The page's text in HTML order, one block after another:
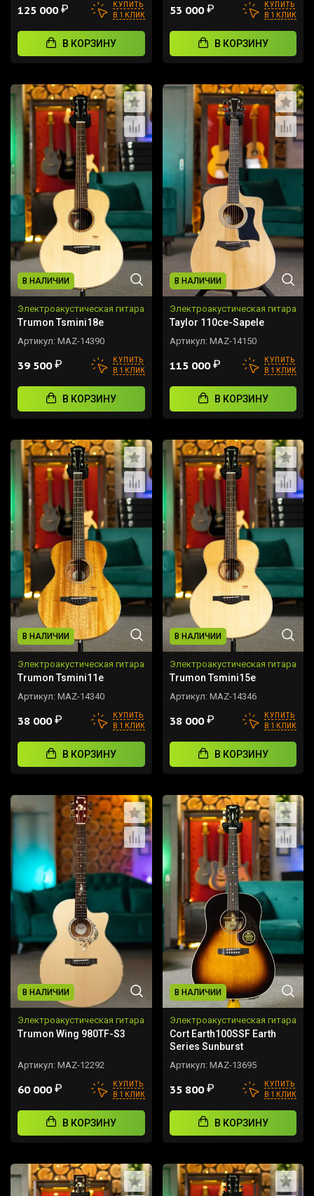
125 000₽
КУПИТЬ
В 1 КЛИК
В КОРЗИНУ
53 000₽
КУПИТЬ
В 1 КЛИК
В КОРЗИНУ
В НАЛИЧИИ
Электроакустическая гитара
Trumon Tsmini18e
Артикул: MAZ-14390
39 500₽
КУПИТЬ
В 1 КЛИК
В КОРЗИНУ
В НАЛИЧИИ
Электроакустическая гитара
Taylor 110ce-Sapele
Артикул: MAZ-14150
115 000₽
КУПИТЬ
В 1 КЛИК
В КОРЗИНУ
В НАЛИЧИИ
Электроакустическая гитара
Trumon Tsmini11e
Артикул: MAZ-14340
38 000₽
КУПИТЬ
В 1 КЛИК
В КОРЗИНУ
В НАЛИЧИИ
Электроакустическая гитара
Trumon Tsmini15e
Артикул: MAZ-14346
38 000₽
КУПИТЬ
В 1 КЛИК
В КОРЗИНУ
В НАЛИЧИИ
Электроакустическая гитара
Trumon Wing 980TF-S3
Артикул: MAZ-12292
60 000₽
КУПИТЬ
В 1 КЛИК
В КОРЗИНУ
В НАЛИЧИИ
Электроакустическая гитара
Cort Earth100SSF Earth
Series Sunburst
Артикул: MAZ-13695
35 800₽
КУПИТЬ
В 1 КЛИК
В КОРЗИНУ